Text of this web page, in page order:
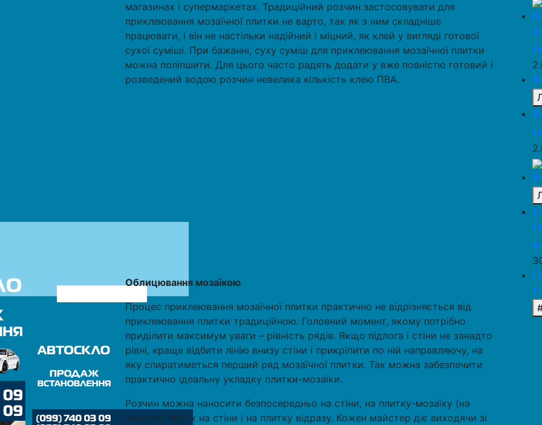
магазинах і супермаркетах. Традиційний розчин застосовувати для
приклеювання мозаїчної плитки не варто, так як з ним складніше
працювати, і він не настільки надійний і міцний, як клей у вигляді готової
сухої суміші. При бажанні, суху суміш для приклеювання мозаїчної плитки
можна поліпшити. Для цього часто радять додати у вже повністю готовий і
розведений водою розчин невелика кількість клею ПВА.
Облицювання мозаїкою
Процес приклеювання мозаїчної плитки практично не відрізняється від
приклеювання плитки традиційною. Головний момент, якому потрібно
приділити максимум уваги – рівність рядів. Якщо підлога і стіни не занадто
рівні, краще відбити лінію внизу стіни і прикріпити по ній направляючу, на
яку спиратиметься перший ряд мозаїчної плитки. Так можна забезпечити
практично ідеальну укладку плитки-мозаїки.
Розчин можна наносити безпосередньо на стіни, на плитку-мозаїку (на
звороті) або ж на стіни і на плитку відразу. Кожен майстер діє виходячи зі